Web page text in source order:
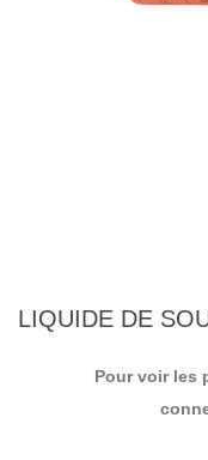
LIQUIDE DE
Pour voir les